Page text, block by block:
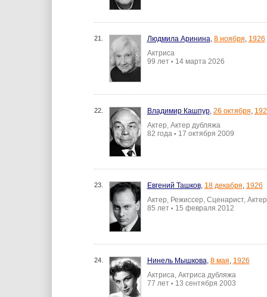
21. Людмила Аринина, 8 ноября, 1926
Актриса
99 лет • 14 марта 2026
22. Владимир Кашпур, 26 октября,
Актер, Актер дубляжа
82 года • 17 октября 2009
23. Евгений Ташков, 18 декабря, 1926
Актер, Режиссер, Сценарист,
85 лет • 15 февраля 2012
24. Нинель Мышкова, 8 мая, 1926
Актриса, Актриса дубляжа
77 лет • 13 сентября 2003